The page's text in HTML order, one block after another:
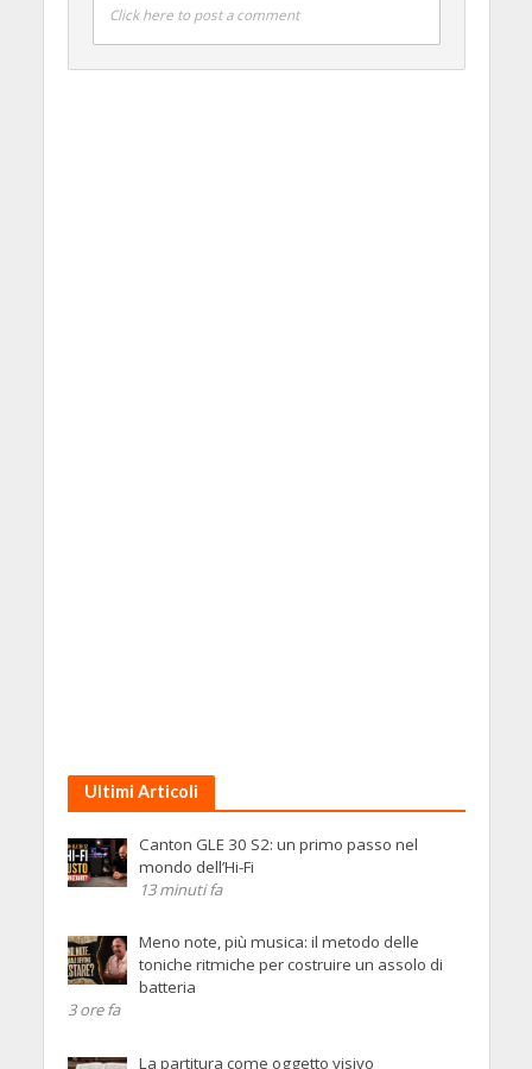
Click here to post a comment
Ultimi Articoli
Canton GLE 30 S2: un primo passo nel
mondo dell’Hi-Fi
13 minuti fa
Meno note, più musica: il metodo delle
toniche ritmiche per costruire un assolo di
batteria
3 ore fa
La partitura come oggetto visivo